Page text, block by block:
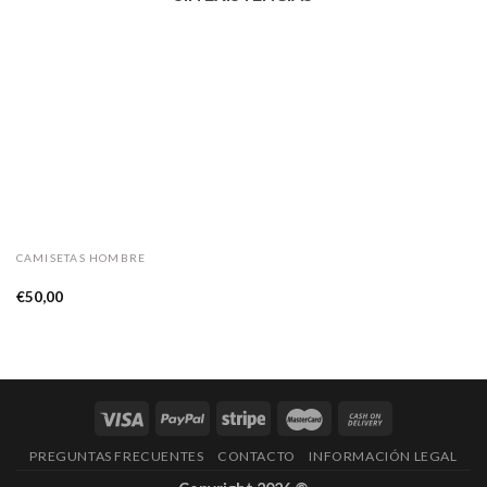
CAMISETAS HOMBRE
€50,00
PREGUNTAS FRECUENTES CONTACTO INFORMACIÓN LEGAL